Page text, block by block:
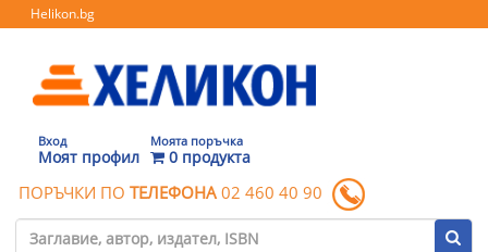
Helikon.bg
Вход
Моят профил
Моята поръчка
0 продукта
ПОРЪЧКИ ПО ТЕЛЕФОНА 02 460 40 90